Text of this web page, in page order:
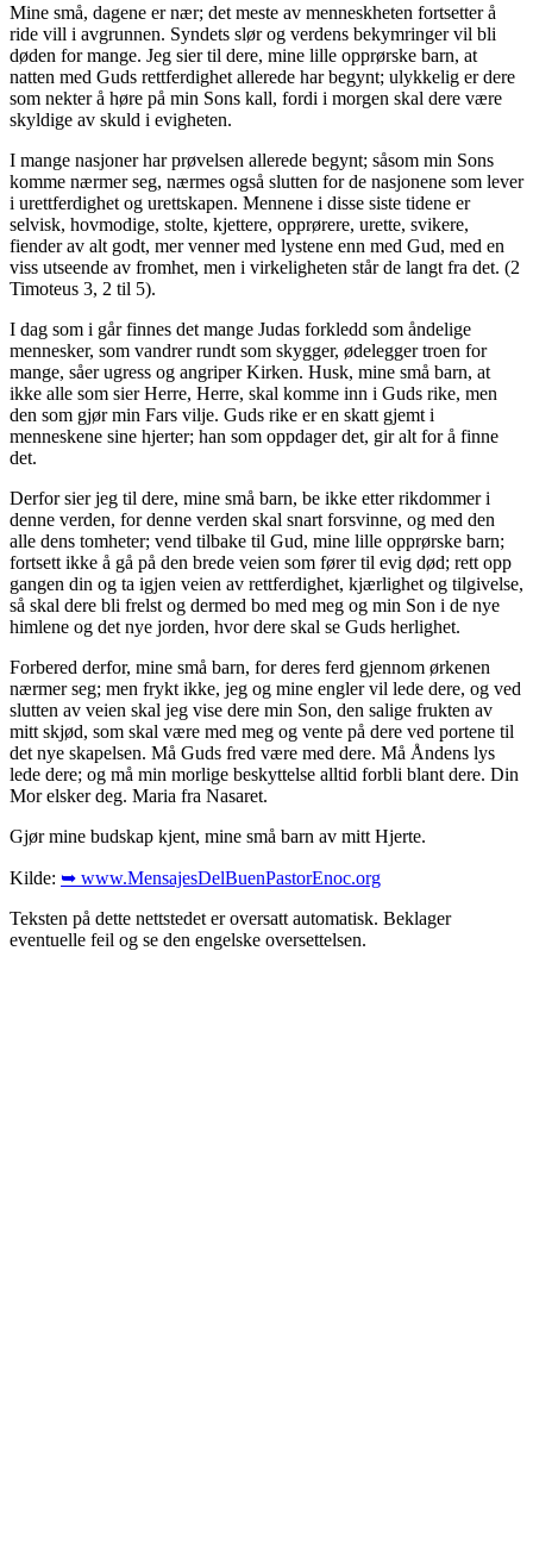
Mine små, dagene er nær; det meste av menneskheten fortsetter å
ride vill i avgrunnen. Syndets slør og verdens bekymringer vil bli
døden for mange. Jeg sier til dere, mine lille opprørske barn, at
natten med Guds rettferdighet allerede har begynt; ulykkelig er dere
som nekter å høre på min Sons kall, fordi i morgen skal dere være
skyldige av skuld i evigheten.
I mange nasjoner har prøvelsen allerede begynt; såsom min Sons
komme nærmer seg, nærmes også slutten for de nasjonene som lever
i urettferdighet og urettskapen. Mennene i disse siste tidene er
selvisk, hovmodige, stolte, kjettere, opprørere, urette, svikere,
fiender av alt godt, mer venner med lystene enn med Gud, med en
viss utseende av fromhet, men i virkeligheten står de langt fra det. (2
Timoteus 3, 2 til 5).
I dag som i går finnes det mange Judas forkledd som åndelige
mennesker, som vandrer rundt som skygger, ødelegger troen for
mange, såer ugress og angriper Kirken. Husk, mine små barn, at
ikke alle som sier Herre, Herre, skal komme inn i Guds rike, men
den som gjør min Fars vilje. Guds rike er en skatt gjemt i
menneskene sine hjerter; han som oppdager det, gir alt for å finne
det.
Derfor sier jeg til dere, mine små barn, be ikke etter rikdommer i
denne verden, for denne verden skal snart forsvinne, og med den
alle dens tomheter; vend tilbake til Gud, mine lille opprørske barn;
fortsett ikke å gå på den brede veien som fører til evig død; rett opp
gangen din og ta igjen veien av rettferdighet, kjærlighet og tilgivelse,
så skal dere bli frelst og dermed bo med meg og min Son i de nye
himlene og det nye jorden, hvor dere skal se Guds herlighet.
Forbered derfor, mine små barn, for deres ferd gjennom ørkenen
nærmer seg; men frykt ikke, jeg og mine engler vil lede dere, og ved
slutten av veien skal jeg vise dere min Son, den salige frukten av
mitt skjød, som skal være med meg og vente på dere ved portene til
det nye skapelsen. Må Guds fred være med dere. Må Åndens lys
lede dere; og må min morlige beskyttelse alltid forbli blant dere. Din
Mor elsker deg. Maria fra Nasaret.
Gjør mine budskap kjent, mine små barn av mitt Hjerte.
Kilde: ➥ www.MensajesDelBuenPastorEnoc.org
Teksten på dette nettstedet er oversatt automatisk. Beklager
eventuelle feil og se den engelske oversettelsen.